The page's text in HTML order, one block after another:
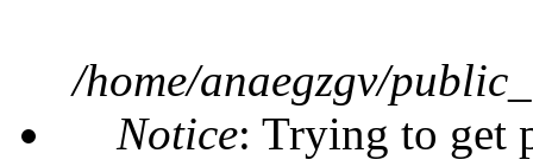
/home/anaegzgv/
Notice: Trying to get